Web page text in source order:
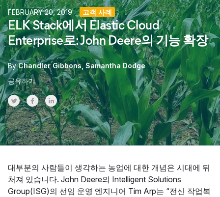
FEBRUARY 20, 2019 고객 사례
ELK Stack에서 Elastic Cloud
Enterprise로: John Deere의 기능 확장
By Chandler Gibbons Samantha Dodge
공유하기
Share on Twitter
Share on Facebook
Share on LinkedInr
대부분의 사람들이 생각하는 농업에 대한 개념은 시대에 뒤
처져 있습니다. John Deere의 Intelligent Solutions
Group(ISG)의 선임 운영 엔지니어 Tim Arp는 “전신 작업복